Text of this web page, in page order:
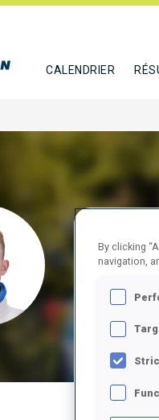
CALENDRIER
DEN
SUIVRE
By clicking
navigation,